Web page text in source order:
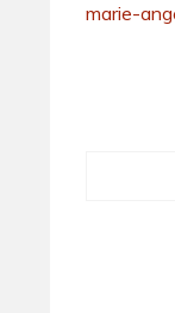
marie-